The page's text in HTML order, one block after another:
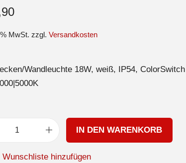
MwSt. zzgl. Versandkosten
Wandleuchte 18W, weiß, IP54, ColorSwitch
IN DEN WARENKORB
Wunschliste hinzufügen